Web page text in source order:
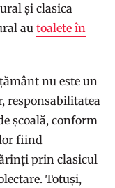
și clasica
autoalete în
nu este un
responsabilitatea
școală, conform
fiind
prin clasicul
Totuși,